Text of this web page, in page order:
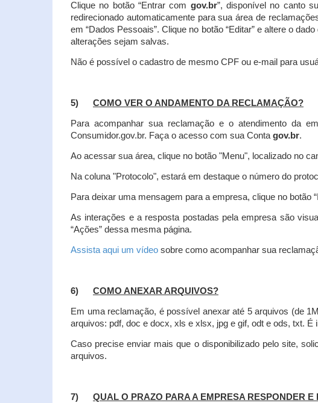
Clique no botão “Entrar com gov.br”, disponível no canto
redirecionado automaticamente para sua área de
em “Dados Pessoais”.Clique no botão “Editar” e altere o
alterações sejam salvas.
Não é possível o cadastro de mesmo CPF ou e-mail para
5) COMO VER O ANDAMENTO DA RECLAMAÇÃO?
Para acompanhar sua reclamação e o atendimento da
Consumidor.gov.br. Faça o acesso com sua Conta gov.br.
Ao acessar sua área, clique no botão "Menu", localizado no
Na coluna "Protocolo", estará em destaque o número do
Para deixar uma mensagem para a empresa, clique no
As interações e a resposta postadas pela empresa são
“Ações” dessa mesma página.
Assista aqui um vídeo sobre como acompanhar sua
6) COMO ANEXAR ARQUIVOS?
Em uma reclamação, é possível anexar até 5 arquivos (de
arquivos: pdf, doc e docx, xls e xlsx, jpg e gif, odt e ods, txt. É
Caso precise enviar mais que o disponibilizado pelo site,
arquivos.
7) QUAL O PRAZO PARA A EMPRESA RESPONDER